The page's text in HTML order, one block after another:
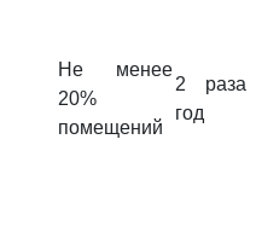
Не менее
20%
помещений
2
год